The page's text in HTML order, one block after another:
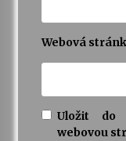
Webová
Uložit do
webovou